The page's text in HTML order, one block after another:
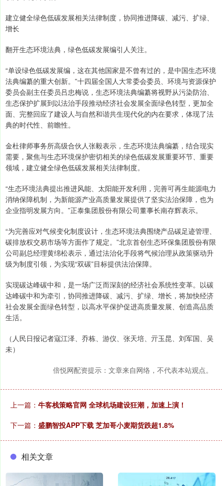
建立健全绿色低碳发展相关法律制度，协同推进降碳、减污、扩绿、
增长
翻开生态环境法典，绿色低碳发展编引人关注。
“单设绿色低碳发展编，这在其他国家是不曾有过的，是中国生态环境
法典编纂的重大创新。”十四届全国人大常委会委员、环境与资源保护
委员会副主任委员吕忠梅说，生态环境法典编纂将视野从污染防治、
生态保护扩展到以法治手段推动经济社会发展全面绿色转型，更加全
面、完整回应了建设人与自然和谐共生现代化的内在要求，体现了法
典的时代性、前瞻性。
金杜律师事务所高级合伙人张毅表示，生态环境法典编纂，结合现实
需要，聚焦与生态环境保护密切相关的绿色低碳发展重要环节、重要
领域，建立健全绿色低碳发展相关法律制度。
“生态环境法典提出推进风能、太阳能开发利用，完善可再生能源电力
消纳保障机制，为新能源产业高质量发展提供了坚实法治保障，也为
企业指明发展方向。”正泰集团股份有限公司董事长南存辉表示。
“为完善应对气候变化制度设计，生态环境法典围绕产品碳足迹管理、
碳排放权交易市场等方面作了规定。”北京首创生态环保集团股份有限
公司副总经理黄绵松表示，通过法治化手段将气候治理从政策驱动升
级为制度引领，为实现“双碳”目标提供法治保障。
实现碳达峰碳中和，是一场广泛而深刻的经济社会系统性变革。以碳
达峰碳中和为牵引，协同推进降碳、减污、扩绿、增长，将加快经济
社会发展全面绿色转型，以高水平保护促进高质量发展、创造高品质
生活。
（人民日报记者寇江泽、乔栋、游仪、张天培、亓玉昆、刘军国、吴
未）
倍悦网配资提示：文章来自网络，不代表本站观点。
上一篇： 牛客栈策略官网 全球机场建设狂潮，加速上演！
下一篇： 盛鹏智投APP下载 芝加哥小麦期货跌超1.8%
相关文章